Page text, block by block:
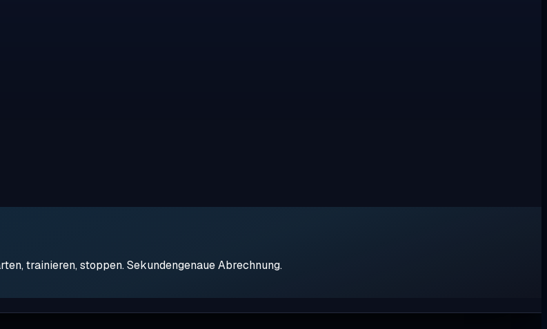
trainieren, stoppen. Sekundengenaue Abrechnung.